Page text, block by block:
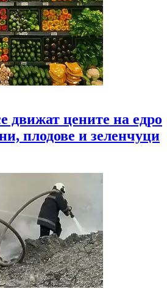
движат цените на едро
плодове и зеленчуци